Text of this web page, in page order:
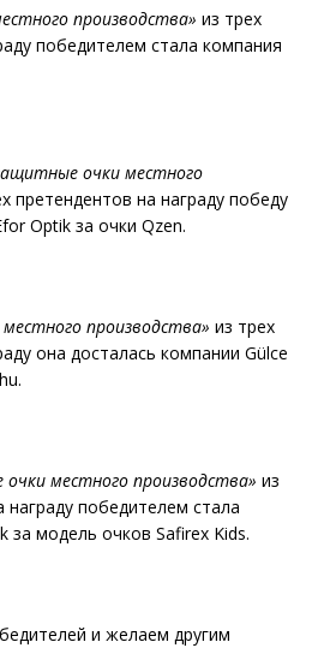
производства» из трех
победителем стала компания
очки местного
претендентов на награду победу
Optik за очки Qzen.
производства» из трех
она досталась компании Gülce
очки местного производства» из
награду победителем стала
за модель очков Safirex Kids.
и желаем другим